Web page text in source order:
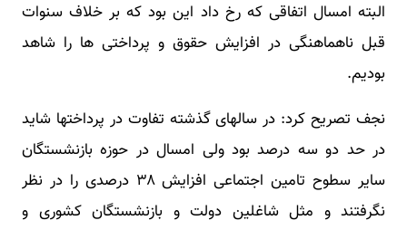
البته امسال اتفاقی که رخ داد این بود که بر خلاف سنوات
قبل ناهماهنگی در افزایش حقوق و پرداختی ها را شاهد
بودیم.
نجف تصریح کرد: در سالهای گذشته تفاوت در پرداختها شاید
در حد دو سه درصد بود ولی امسال در حوزه بازنشستگان
سایر سطوح تامین اجتماعی افزایش ۳۸ درصدی را در نظر
نگرفتند و مثل شاغلین دولت و بازنشستگان کشوری و